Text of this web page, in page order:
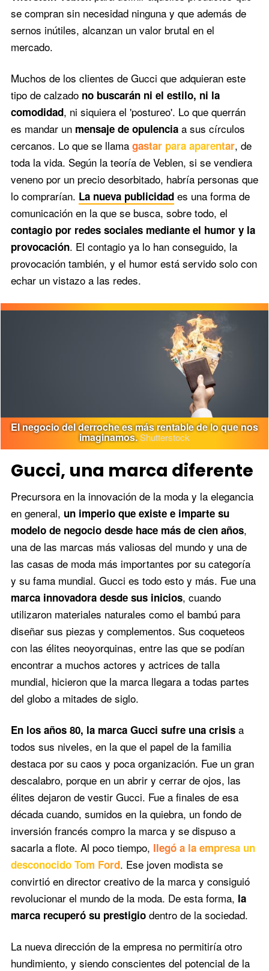
se compran sin necesidad ninguna y que además de
sernos inútiles, alcanzan un valor brutal en el
mercado.
Muchos de los clientes de Gucci que adquieran este
tipo de calzado no buscarán ni el estilo, ni la
comodidad, ni siquiera el 'postureo'. Lo que querrán
es mandar un mensaje de opulenciaa sus círculos
cercanos. Lo que se llama gastar para aparentar, de
toda la vida. Según la teoría de Veblen, si se vendiera
veneno por un precio desorbitado, habría personas que
lo comprarían. La nueva publicidades una forma de
comunicación en la que se busca, sobre todo, el
contagio por redes sociales mediante el humor y la
provocación. El contagio ya lo han conseguido, la
provocación también, y el humor está servido solo con
echar un vistazo a las redes.
El negocio del derroche es más rentable de lo que nos
imaginamos.Shutterstock
Gucci, una marca diferente
Precursora en la innovación de la moda y la elegancia
en general, un imperio que existe e imparte su
modelo de negocio desde hace más de cien años,
una de las marcas más valiosas del mundo y una de
las casas de moda más importantes por su categoría
y su fama mundial. Gucci es todo esto y más. Fue una
marca innovadora desde sus inicios, cuando
utilizaron materiales naturales como el bambú para
diseñar sus piezas y complementos. Sus coqueteos
con las élites neoyorquinas, entre las que se podían
encontrar a muchos actores y actrices de talla
mundial, hicieron que la marca llegara a todas partes
del globo a mitades de siglo.
En los años 80, la marca Gucci sufre una crisisa
todos sus niveles, en la que el papel de la familia
destaca por su caos y poca organización. Fue un gran
descalabro, porque en un abrir y cerrar de ojos, las
élites dejaron de vestir Gucci. Fue a finales de esa
década cuando, sumidos en la quiebra, un fondo de
inversión francés compro la marca y se dispuso a
sacarla a flote. Al poco tiempo, llegó a la empresa un
desconocido Tom Ford. Ese joven modista se
convirtió en director creativo de la marca y consiguió
revolucionar el mundo de la moda. De esta forma, la
marca recuperó su prestigiodentro de la sociedad.
La nueva dirección de la empresa no permitiría otro
hundimiento, y siendo conscientes del potencial de la